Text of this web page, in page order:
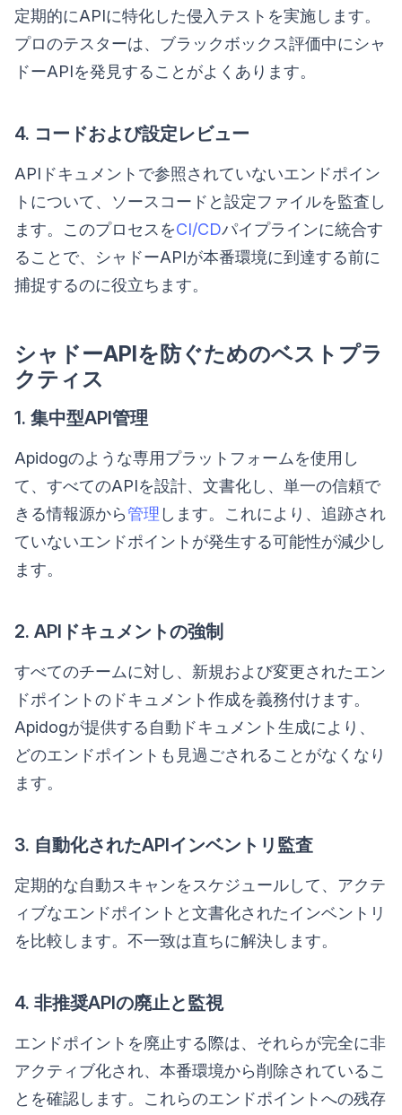
定期的にAPIに特化した侵入テストを実施します。
プロのテスターは、ブラックボックス評価中にシャ
ドーAPIを発見することがよくあります。
4. コードおよび設定レビュー
APIドキュメントで参照されていないエンドポイン
トについて、ソースコードと設定ファイルを監査し
ます。このプロセスをCI/CDパイプラインに統合す
ることで、シャドーAPIが本番環境に到達する前に
捕捉するのに役立ちます。
シャドーAPIを防ぐためのベストプラ
クティス
1. 集中型API管理
Apidogのような専用プラットフォームを使用し
て、すべてのAPIを設計、文書化し、単一の信頼で
きる情報源から管理 します。これにより、追跡され
ていないエンドポイントが発生する可能性が減少し
ます。
2. APIドキュメントの強制
すべてのチームに対し、新規および変更されたエン
ドポイントのドキュメント作成を義務付けます。
Apidogが提供する自動ドキュメント生成により、
どのエンドポイントも見過ごされることがなくなり
ます。
3. 自動化されたAPIインベントリ監査
定期的な自動スキャンをスケジュールして、アクテ
ィブなエンドポイントと文書化されたインベントリ
を比較します。不一致は直ちに解決します。
4. 非推奨APIの廃止と監視
エンドポイントを廃止する際は、それらが完全に非
アクティブ化され、本番環境から削除されているこ
とを確認します。これらのエンドポイントへの残存